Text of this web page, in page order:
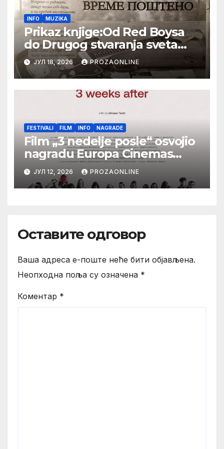
INFO MUZIKA
Prikaz knjige:Od Red Boysa
do Drugog stvaranja sveta
(bilo neko vreme pošteno)
(autor- Zlatomira Sremca,
Botoš 2022. godine, samizdat)
ЈУЛ 18, 2026 PROZAONLINE
FESTIVALI FILM INFO NAGRADE
Film „3 nedelje posle“ osvojio
nagradu Europa Cinemas
Label na Filmskom festivalu u
Karlovim Varima
ЈУЛ 12, 2026 PROZAONLINE
Оставите одговор
Ваша адреса е-поште неће бити објављена.
Неопходна поља су означена *
Коментар *